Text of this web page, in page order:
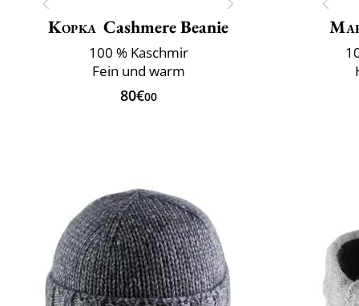
Kopka Cashmere Beanie
100 % Kaschmir
Fein und warm
80€00